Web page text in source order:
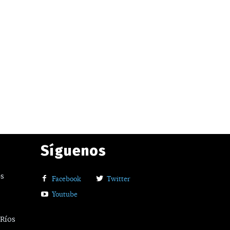
Síguenos
Facebook
Twitter
Youtube